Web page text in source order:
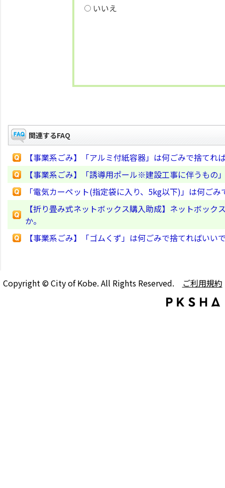
いいえ
関連するFAQ
【事業系ごみ】「アルミ付紙容器」は何ごみで捨てれ
【事業系ごみ】「誘導用ポール※建設工事に伴うもの
「電気カーペット(指定袋に入り、5kg以下)」は何ご
【折り畳み式ネットボックス購入助成】ネットボッ
か。
【事業系ごみ】「ゴムくず」は何ごみで捨てればいい
Copyright © City of Kobe. All Rights Reserved. ご利用規約